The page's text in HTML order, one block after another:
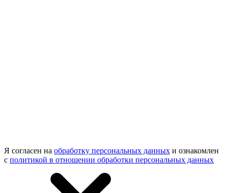
Я согласен на обработку персональных данных и ознакомлен
с политикой в отношении обработки персональных данных